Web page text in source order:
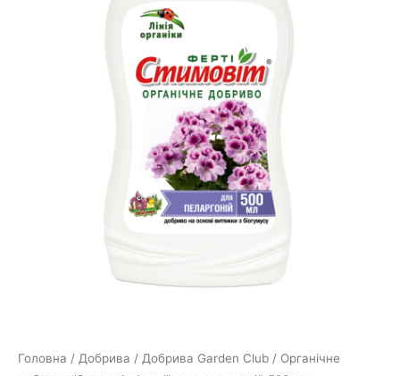
Головна / Добрива / Добрива Garden Club / Органічне